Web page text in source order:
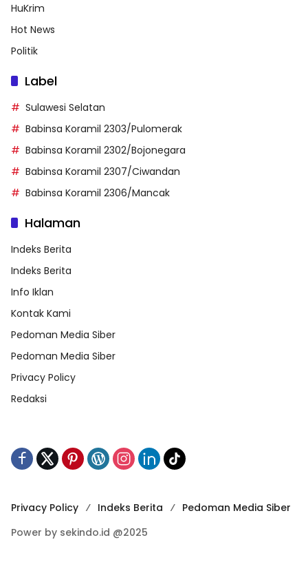
HuKrim
Hot News
Politik
Label
Sulawesi Selatan
Babinsa Koramil 2303/Pulomerak
Babinsa Koramil 2302/Bojonegara
Babinsa Koramil 2307/Ciwandan
Babinsa Koramil 2306/Mancak
Halaman
Indeks Berita
Indeks Berita
Info Iklan
Kontak Kami
Pedoman Media Siber
Pedoman Media Siber
Privacy Policy
Redaksi
Privacy Policy Indeks Berita
Pedoman Media Siber
Power by sekindo.id @2025